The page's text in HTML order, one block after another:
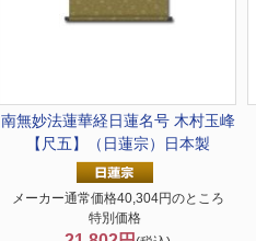
南無妙法蓮華経日蓮名号 木村玉峰
【尺五】（日蓮宗）日本製
メーカー通常価格40,304円のところ
特別価格